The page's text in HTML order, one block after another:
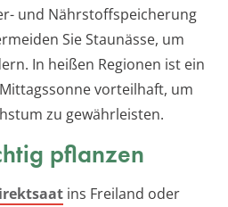
und Nährstoffspeicherung
Sie Staunässe, um
In heißen Regionen ist ein
vorteilhaft, um
zu gewährleisten.
pflanzen
ins Freiland oder